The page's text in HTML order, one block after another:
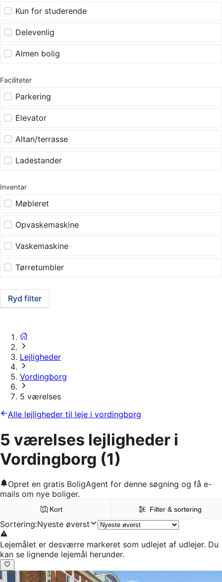
Kun for studerende
Delevenlig
Almen bolig
Faciliteter
Parkering
Elevator
Altan/terrasse
Ladestander
Inventar
Møbleret
Opvaskemaskine
Vaskemaskine
Tørretumbler
Ryd filter
Lejligheder
Vordingborg
5 værelses
Alle lejligheder til leje i vordingborg
5 værelses lejligheder i
Vordingborg (1)
Opret en gratis BoligAgent for denne søgning og få e-
mails om nye boliger.
Kort Filter & sortering
Sortering:Nyeste øverst
Lejemålet er desværre markeret som udlejet af udlejer. Du
kan se lignende lejemål herunder.